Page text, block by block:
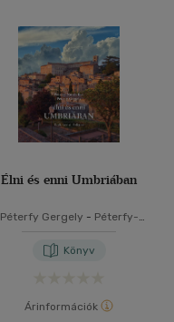
Élni és enni Umbriában
Péterfy Gergely - Péterfy-
Könyv
Árinformációk